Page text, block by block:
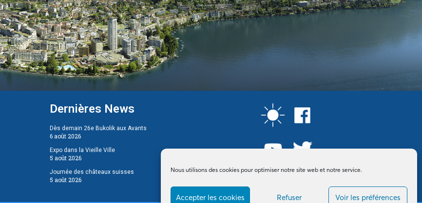
Nous utilisons des cookies pour optimiser notre site web et notre service.
Accepter les cookies Refuser Voir les préférences
Dernières News
Dès demain 26e Bukolik aux Avants
6 août 2026
Expo dans la Vieille Ville
5 août 2026
Journée des châteaux suisses
5 août 2026